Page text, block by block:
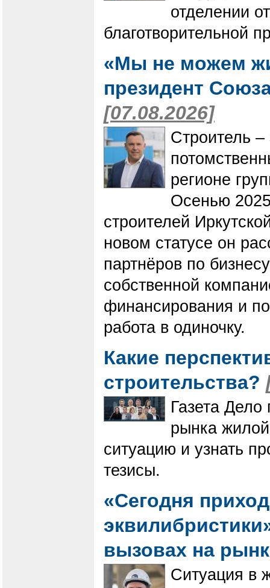
отделении
благотворительной
«Мы не можем
президент
[07.08.2026]
Строитель –
регионе
Осенью
строителей
новом статусе он
партнёров по
собственной
финансирования и
работа в одиночку.
Какие
строительства?
Газета Дело
рынка
ситуацию и узнать
тезисы.
«Сегодня
вызовах на
Ситуация в